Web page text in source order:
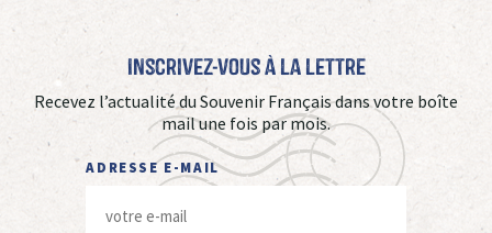
Inscrivez-vous à La Lettre
Recevez l’actualité du Souvenir Français dans votre boîte
mail une fois par mois.
ADRESSE E-MAIL